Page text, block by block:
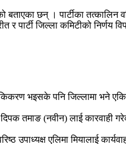
छन् । पार्टीका तत्कालिन
र पार्टी जिल्ला कमिटीको निर्णय
भइसके पनि जिल्लामा भने
तमाङ (नवीन) लाई कारवाही
उपाध्यक्ष एलिमा मियालाई